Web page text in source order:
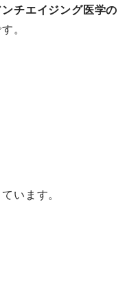
ンチエイジング医学の
。
います。